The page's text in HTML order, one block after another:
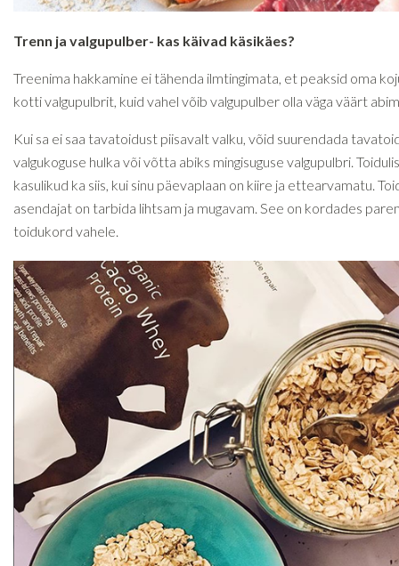
Trenn ja valgupulber- kas käivad käsikäes?
Treenima hakkamine ei tähenda ilmtingimata, et peaksid oma
kotti valgupulbrit, kuid vahel võib valgupulber olla väga väärt
Kui sa ei saa tavatoidust piisavalt valku, võid suurendada
valgukoguse hulka või võtta abiks mingisuguse valgupulbri.
kasulikud ka siis, kui sinu päevaplaan on kiire ja ettearvamatu.
asendajat on tarbida lihtsam ja mugavam. See on kordades
toidukord vahele.